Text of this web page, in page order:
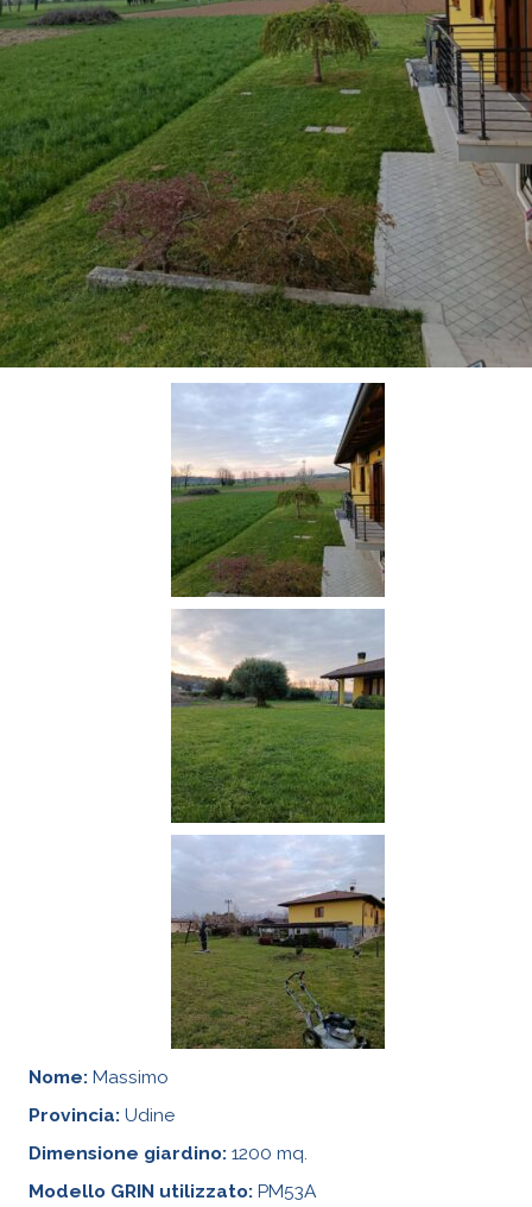
Nome: Massimo
Provincia: Udine
Dimensione giardino: 1200 mq.
Modello GRIN utilizzato: PM53A